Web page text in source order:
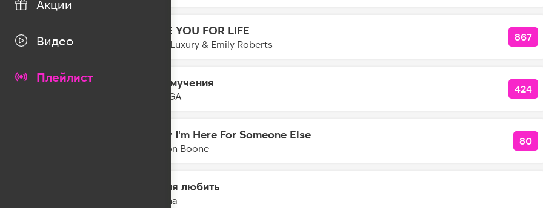
Акции
Видео
Плейлист
18:18 LOVE YOU FOR LIFE
Loud Luxury & Emily Roberts
867
Мои мучения
NEMIGA
424
Sorry I'm Here For Someone Else
Benson Boone
80
Время любить
Nyusha